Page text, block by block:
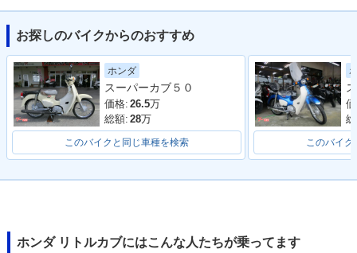
2007年 Little Cub
セルフスターター併
用・マイナーチェン
ジ
2007年 Little Cub
キックタイプ・マイ
ナーチェンジ
2005年 Little Cub
Special セルフスタ
ーター併用・特別・
限定仕様
Special キックタイ
プ・特別・限定仕様
セルフスターター併
用・カラーチェンジ
キックタイプ・カラ
ーチェンジ
お探しのバイクからのおすすめ
ホンダ
スーパーカブ５０
価格: 26.5万
総額: 28万
このバイクと同じ車種を検索 このバイク
ホンダ リトルカブにはこんな人たちが乗ってます